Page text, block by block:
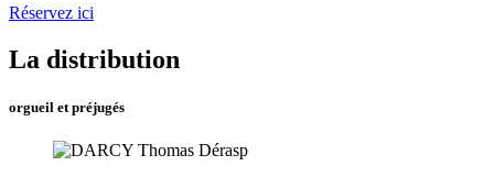
Réservez ici
La distribution
orgueil et préjugés